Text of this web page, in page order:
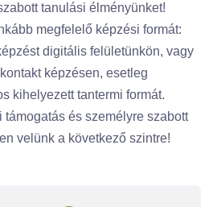
tanulási élményünket!
megfelelő képzési formát:
digitális felületünkön, vagy
képzésen, esetleg
kihelyezett tantermi formát.
támogatás és személyre szabott
velünk a következő szintre!